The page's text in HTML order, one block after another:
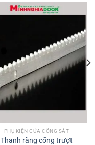
PHỤ KIỆN CỬA CỔNG SẮT
Thanh răng cổng trượt